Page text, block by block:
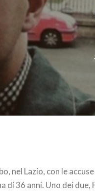
nel Lazio, con le
36 anni. Uno dei due,